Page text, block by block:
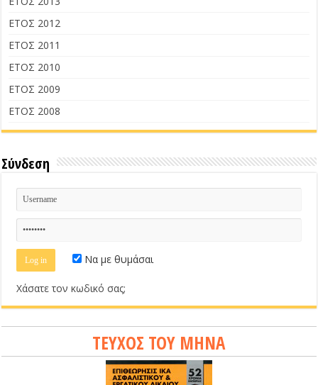
ΕΤΟΣ 2012
ΕΤΟΣ 2011
ΕΤΟΣ 2010
ΕΤΟΣ 2009
ΕΤΟΣ 2008
Σύνδεση
Να με θυμάσαι
Χάσατε τον κωδικό σας;
ΤΕΥΧΟΣ ΤΟΥ ΜΗΝΑ